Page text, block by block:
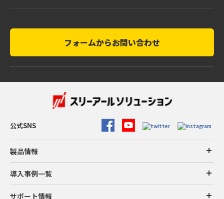
フォームからお問い合わせ
公式SNS
製品情報
導入事例一覧
サポート情報